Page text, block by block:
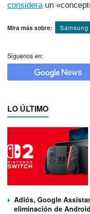
consideraun
Mira más sobre: Samsung
Síguenos en:
LO ÚLTIMO
Adiós, Google
eliminación de